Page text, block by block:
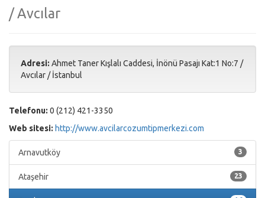
/ Avcılar
Adresi: Ahmet Taner Kışlalı Caddesi, İnönü Pasajı Kat:1 No:7 /
Avcılar /İstanbul
Telefonu: 0 (212) 421-3350
Web sitesi: http://www.avcilarcozumtipmerkezi.com
3
Arnavutköy
23
Ataşehir